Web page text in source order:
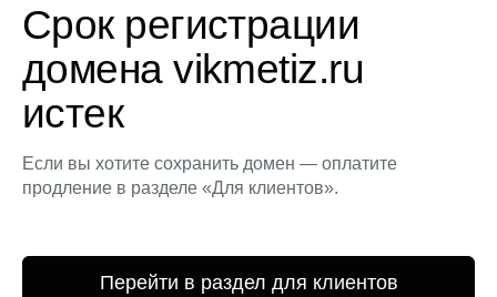
Срок регистрации
домена vikmetiz.ru
истек
Если вы хотите сохранить домен — оплатите
продление в разделе «Для клиентов».
Перейти в раздел для клиентов